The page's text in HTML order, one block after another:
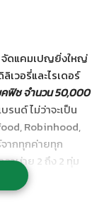
จัดแคมเปญยิ่งใหญ่
วอรี่และไรเดอร์
ฟิช จำนวน50,000
นด์ ไม่ว่าจะเป็น
Robinhood,
ากทุกค่ายทุก
าบ่าย 2 ถึง 2 ทุ่ม
แมคฟิช 1 ชิ้น จำกัด
ำนวนทั้งหมด